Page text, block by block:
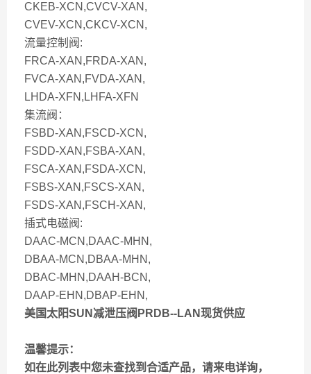
CKEB-XCN,CVCV-XAN,
CVEV-XCN,CKCV-XCN,
流量控制阀:
FRCA-XAN,FRDA-XAN,
FVCA-XAN,FVDA-XAN,
LHDA-XFN,LHFA-XFN
集流阀：
FSBD-XAN,FSCD-XCN,
FSDD-XAN,FSBA-XAN,
FSCA-XAN,FSDA-XCN,
FSBS-XAN,FSCS-XAN,
FSDS-XAN,FSCH-XAN,
插式电磁阀:
DAAC-MCN,DAAC-MHN,
DBAA-MCN,DBAA-MHN,
DBAC-MHN,DAAH-BCN,
DAAP-EHN,DBAP-EHN,
美国太阳SUN减泄压阀PRDB--LAN现货供应
温馨提示：
如在此列表中您未查找到合适产品，请来电详询，